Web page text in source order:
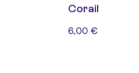
Corail
6,00 €